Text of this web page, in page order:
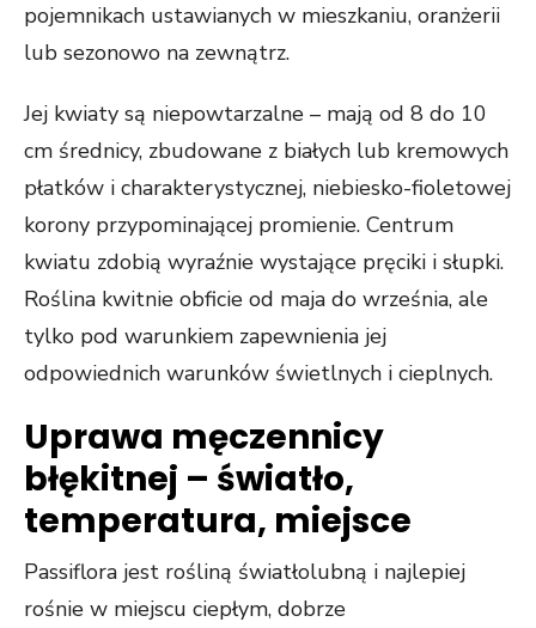
pojemnikach ustawianych w mieszkaniu, oranżerii
lub sezonowo na zewnątrz.
Jej kwiaty są niepowtarzalne – mają od 8 do 10
cm średnicy, zbudowane z białych lub kremowych
płatków i charakterystycznej, niebiesko-fioletowej
korony przypominającej promienie. Centrum
kwiatu zdobią wyraźnie wystające pręciki i słupki.
Roślina kwitnie obficie od maja do września, ale
tylko pod warunkiem zapewnienia jej
odpowiednich warunków świetlnych i cieplnych.
Uprawa męczennicy
błękitnej – światło,
temperatura, miejsce
Passiflora jest rośliną światłolubną i najlepiej
rośnie w miejscu ciepłym, dobrze